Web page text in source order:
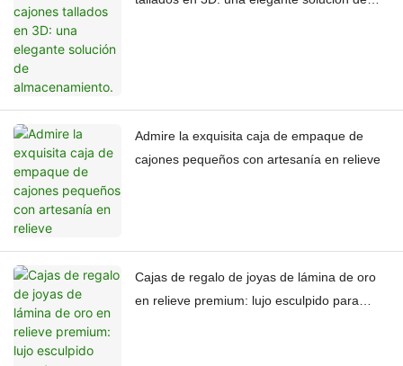
Admire la exquisita caja de empaque de
cajones pequeños con artesanía en relieve
Cajas de regalo de joyas de lámina de oro
en relieve premium: lujo esculpido para